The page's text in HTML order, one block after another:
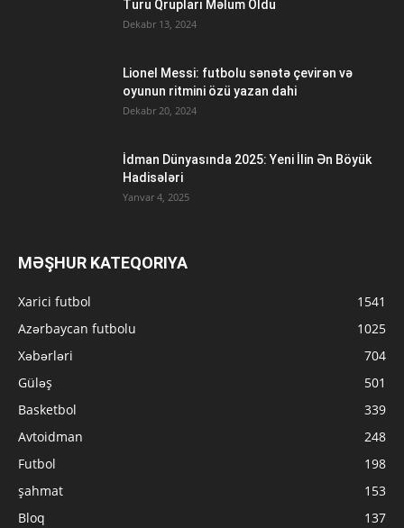
Turu Qrupları Məlum Oldu
Dekabr 13, 2024
Lionel Messi: futbolu sənətə çevirən və
oyunun ritmini özü yazan dahi
Dekabr 20, 2024
İdman Dünyasında 2025: Yeni İlin Ən Böyük
Hadisələri
Yanvar 4, 2025
MƏŞHUR KATEQORIYA
Xarici futbol
1541
Azərbaycan futbolu
1025
Xəbərləri
704
Güləş
501
Basketbol
339
Avtoidman
248
Futbol
198
şahmat
153
Bloq
137